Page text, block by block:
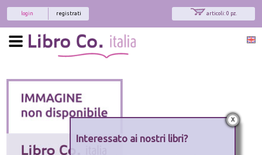
articoli: 0 pz.
registrati
login
x
Interessato ai nostri libri?